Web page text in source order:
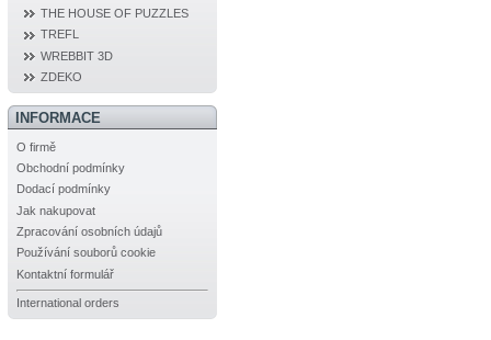
THE HOUSE OF PUZZLES
TREFL
WREBBIT 3D
ZDEKO
INFORMACE
O firmě
Obchodní podmínky
Dodací podmínky
Jak nakupovat
Zpracování osobních údajů
Používání souborů cookie
Kontaktní formulář
International orders